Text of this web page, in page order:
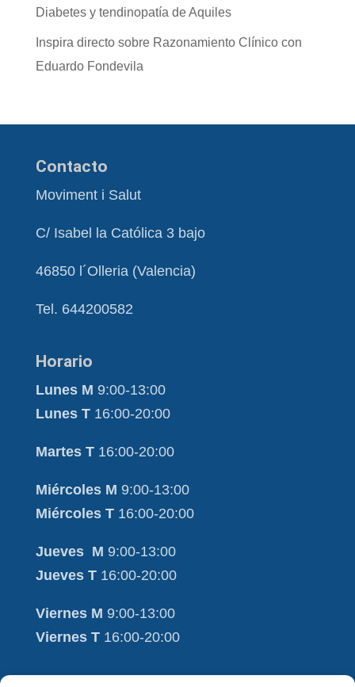
Diabetes y tendinopatía de Aquiles
Inspira directo sobre Razonamiento Clínico con
Eduardo Fondevila
Contacto
Moviment i Salut
C/ Isabel la Católica 3 bajo
46850 l´Olleria (Valencia)
Tel. 644200582
Horario
Lunes M 9:00-13:00
Lunes T 16:00-20:00
Martes T 16:00-20:00
Miércoles M 9:00-13:00
Miércoles T16:00-20:00
Jueves M 9:00-13:00
Jueves T16:00-20:00
Viernes M 9:00-13:00
Viernes T16:00-20:00